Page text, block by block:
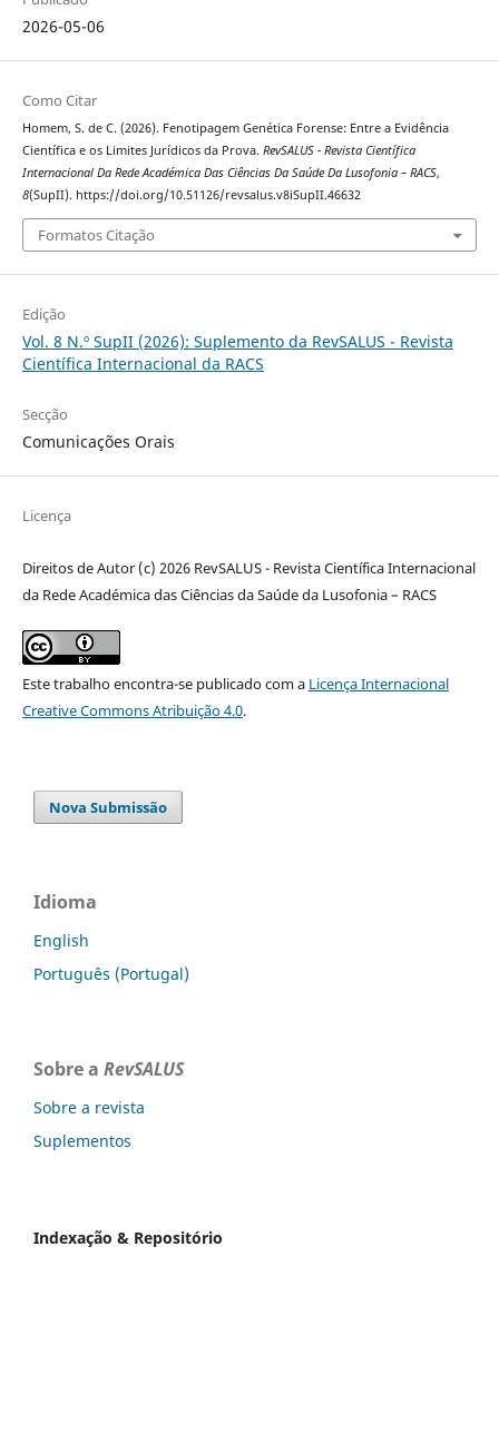
2026-05-06
Como Citar
Homem, S. de C. (2026). Fenotipagem Genética Forense: Entre a Evidência
Científica e os Limites Jurídicos da Prova. RevSALUS - Revista Científica
Internacional Da Rede Académica Das Ciências Da Saúde Da Lusofonia – RACS,
8(SupII). https://doi.org/10.51126/revsalus.v8iSupII.46632
Formatos Citação
Edição
Vol. 8 N.º SupII (2026): Suplemento da RevSALUS - Revista
Científica Internacional da RACS
Secção
Comunicações Orais
Licença
Direitos de Autor (c) 2026 RevSALUS - Revista Científica Internacional
da Rede Académica das Ciências da Saúde da Lusofonia – RACS
Este trabalho encontra-se publicado com a Licença Internacional
Creative Commons Atribuição 4.0.
Nova Submissão
Idioma
English
Português (Portugal)
Sobre a RevSALUS
Sobre a revista
Suplementos
Indexação & Repositório